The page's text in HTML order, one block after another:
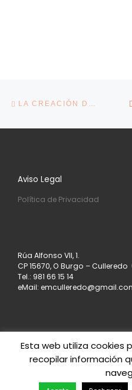
Navegación de la
Entrada anterior
Aviso Legal
Política de Privacidad
Rúa Alfonso VII, 1.
CP 15670, O Burgo –
Tel.: 981 66 15 14
eMail:
© 2026Asociación de
Todos los derechos
Esta web utiliza cookies
recopilar información